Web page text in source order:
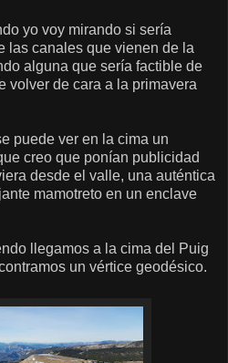
yo voy mirando si sería
las canales que vienen de la
alguna que sería factible de
volver de cara a la primavera
puede ver en la cima un
creo que ponían publicidad
desde el valle, una auténtica
mamotreto en un enclave
llegamos a la cima del Puig
un vértice geodésico.